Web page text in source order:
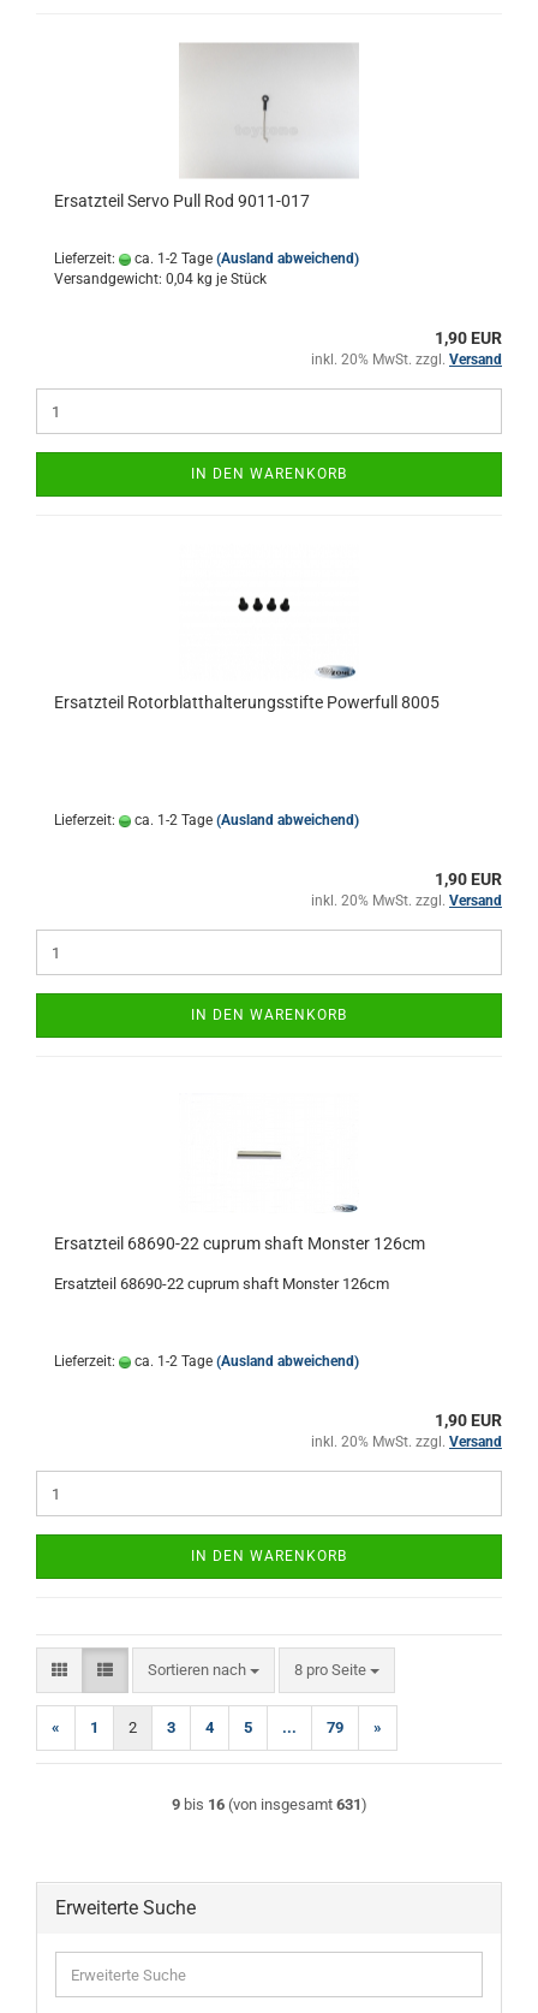
Ersatzteil Servo Pull Rod 9011-017
Lieferzeit: ca. 1-2 Tage (Ausland abweichend)
Versandgewicht: 0,04 kg je Stück
1,90 EUR
inkl. 20% MwSt. zzgl. Versand
IN DEN WARENKORB
Ersatzteil Rotorblatthalterungsstifte Powerfull 8005
Lieferzeit: ca. 1-2 Tage (Ausland abweichend)
1,90 EUR
inkl. 20% MwSt. zzgl. Versand
IN DEN WARENKORB
Ersatzteil 68690-22 cuprum shaft Monster 126cm
Ersatzteil 68690-22 cuprum shaft Monster 126cm
Lieferzeit: ca. 1-2 Tage (Ausland abweichend)
1,90 EUR
inkl. 20% MwSt. zzgl. Versand
IN DEN WARENKORB
Sortieren nach
Sortieren nach 8 pro Seite
pro Seite
« 1 2 3 4 5 ... 79 »
9bis 16(von insgesamt 631)
Erweiterte Suche
Suche